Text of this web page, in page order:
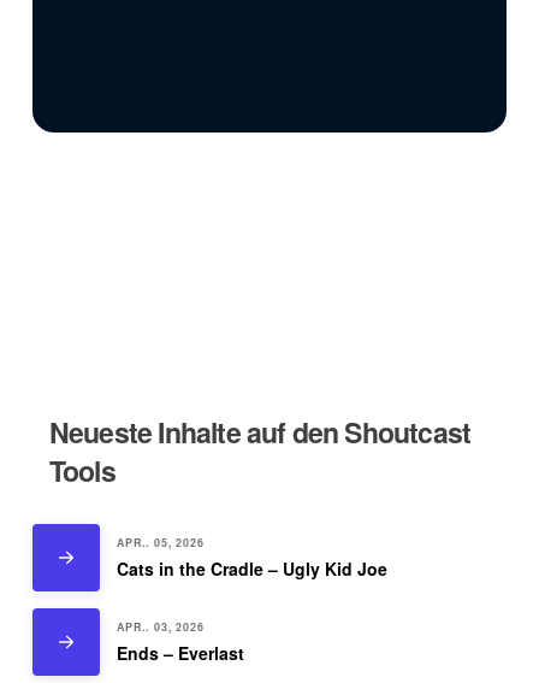
Neueste Inhalte auf den Shoutcast
Tools
APR.. 05, 2026
Cats in the Cradle – Ugly Kid Joe
APR.. 03, 2026
Ends – Everlast